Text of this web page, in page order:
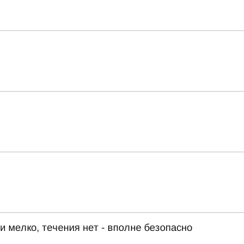
мелко, течения нет - вполне безопасно